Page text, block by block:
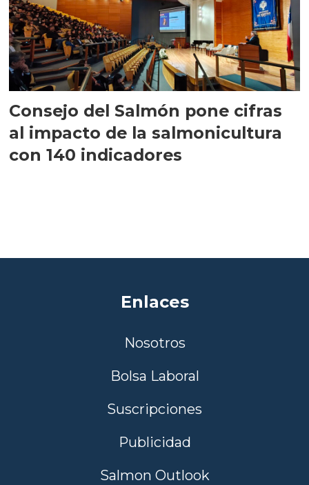
Consejo del Salmón pone cifras
al impacto de la salmonicultura
con 140 indicadores
Enlaces
Nosotros
Bolsa Laboral
Suscripciones
Publicidad
Salmon Outlook